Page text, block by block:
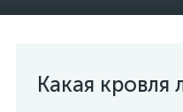
Какая кровля